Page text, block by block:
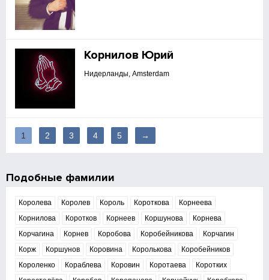
Корнилов Юрий
Нидерланды, Amsterdam
1 2 3 4 5 →
Подобные фамилии
Королева Королев Король Короткова
Корнеева
Корнилова
Коротков Корнеев Коршунова
Корнева
Корчагина
Корнев Коробова Коробейникова
Корчагин
Корж
Коршунов Коровина Королькова
Коробейников
Короленко
Кораблева Коровин Коротаева
Коротких